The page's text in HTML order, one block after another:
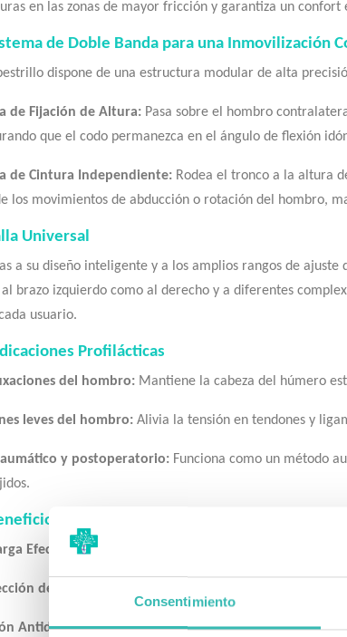
Consentimiento
en las zonas de mayor fricción y garantiza un
de Doble Banda para una Inmovilización
dispone de una estructura modular de alta
de Fijación de Altura: Pasa sobre el hombro
que el codo permanezca en el ángulo de flexión
de Cintura Independiente: Rodea el tronco a la altura
los movimientos de abducción o rotación del hombro,
Universal
a su diseño inteligente y a los amplios rangos de
brazo izquierdo como al derecho y a diferentes
usuario.
Profilácticas
del hombro: Mantiene la cabeza del húmero
leves del hombro: Alivia la tensión en tendones y
y postoperatorio: Funciona como un método
Principales
Efectiva:Reparte el peso del brazo de manera
de la Piel:
Antidesplazamiento:Banda abdominal independiente